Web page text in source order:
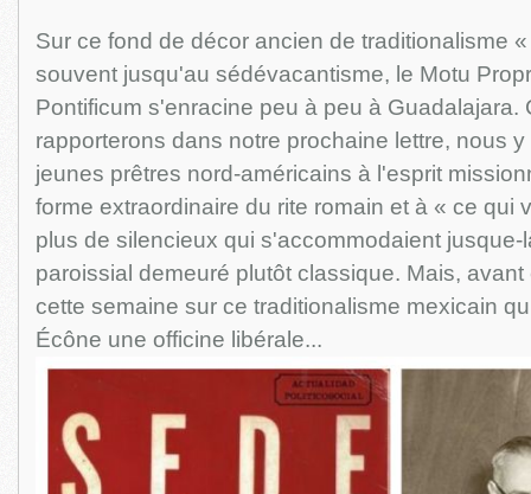
Sur ce fond de décor ancien de traditionalisme
souvent jusqu'au sédévacantisme, le Motu
Pontificum s'enracine peu à peu à Guadalajara.
rapporterons dans notre prochaine lettre, nous
jeunes prêtres nord-américains à l'esprit
forme extraordinaire du rite romain et à « ce qui
plus de silencieux qui s'accommodaient
paroissial demeuré plutôt classique. Mais,
cette semaine sur ce traditionalisme mexicain
Écône une officine libérale...